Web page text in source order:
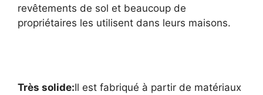
revêtements de sol et beaucoup de
propriétaires les utilisent dans leurs maisons.
Très solide:Il est fabriqué à partir de matériaux